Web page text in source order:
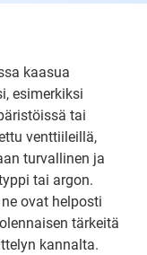
kaasua
esimerkiksi
tai
venttiileillä,
turvallinen ja
tai argon.
ovat helposti
tärkeitä
kannalta.